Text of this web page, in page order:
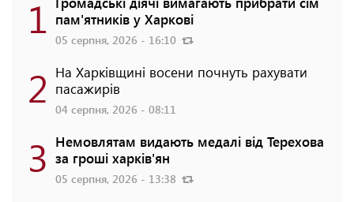
1 пам'ятників у Харкові
05 серпня, 2026 - 16:10
2 На Харківщині восени почнуть рахувати
пасажирів
04 серпня, 2026 - 08:11
3 Немовлятам видають медалі від Терехова
за гроші харків'ян
05 серпня, 2026 - 13:38